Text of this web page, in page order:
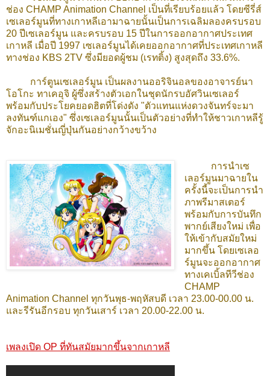
ช่อง CHAMP Animation Channel เป็นที่เรียบร้อยแล้ว โดยซีรี่ส์
เซเลอร์มูนที่ทางเกาหลีเอามาฉายนั้นเป็นการเฉลิมลองครบรอบ
20 ปีเซเลอร์มูน และครบรอบ 15 ปีในการออกอากาศประเทศ
เกาหลี เมื่อปี 1997 เซเลอร์มูนได้เคยออกอากาศที่ประเทศเกาหลี
ทางช่อง KBS 2TV ซึ่งมียอดผู้ชม (เรทติ้ง) สูงสุดถึง 33.6%.
การ์ตูนเซเลอร์มูน เป็นผลงานออริจินอลของอาจารย์นา
โอโกะ ทาเคอุจิ ผู้ซึ่งสร้างตัวเอกในชุดนักรบอัศวินเซเลอร์
พร้อมกับประโยคยอดฮิตที่โด่งดัง "ตัวแทนแห่งดวงจันทร์จะมา
ลงทันฑ์แกเอง" ซึ่งเซเลอร์มูนนั้นเป็นตัวอย่างที่ทำให้ชาวเกาหลีรู้
จักอะนิเมชั่นญี่ปุ่นกันอย่างกว้างขว้าง
การนำเซ
เลอร์มูนมาฉายใน
ครั้งนี้จะเป็นการนำ
ภาพรีมาสเตอร์
พร้อมกับการบันทึก
พากย์เสียงใหม่ เพื่อ
ให้เข้ากับสมัยใหม่
มากขึ้น โดยเซเลอ
ร์มูนจะออกอากาศ
ทางเคเบิ้ลทีวีช่อง
CHAMP
Animation Channel ทุกวันพุธ-พฤหัสบดี เวลา 23.00-00.00 น.
และรีรันอีกรอบ ทุกวันเสาร์ เวลา 20.00-22.00 น.
เพลงเปิด OP ที่ทันสมัยมากขึ้นจากเกาหลี